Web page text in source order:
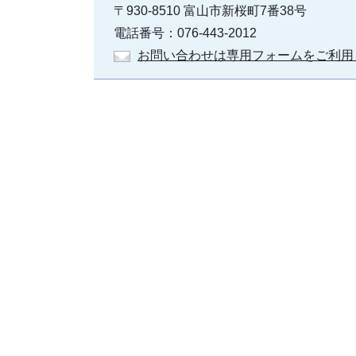
〒930-8510 富山市新桜町7番38号
電話番号：076-443-2012
お問い合わせは専用フォームをご利用